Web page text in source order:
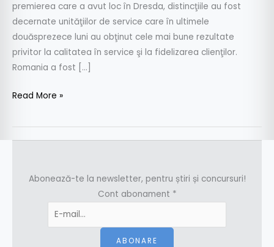
premierea care a avut loc în Dresda, distincţiile au fost
decernate unităţiilor de service care în ultimele
douăsprezece luni au obţinut cele mai bune rezultate
privitor la calitatea în service şi la fidelizarea clienţilor.
Romania a fost […]
Read More »
Abonează-te la newsletter, pentru știri și concursuri!
Cont abonament *
ABONARE